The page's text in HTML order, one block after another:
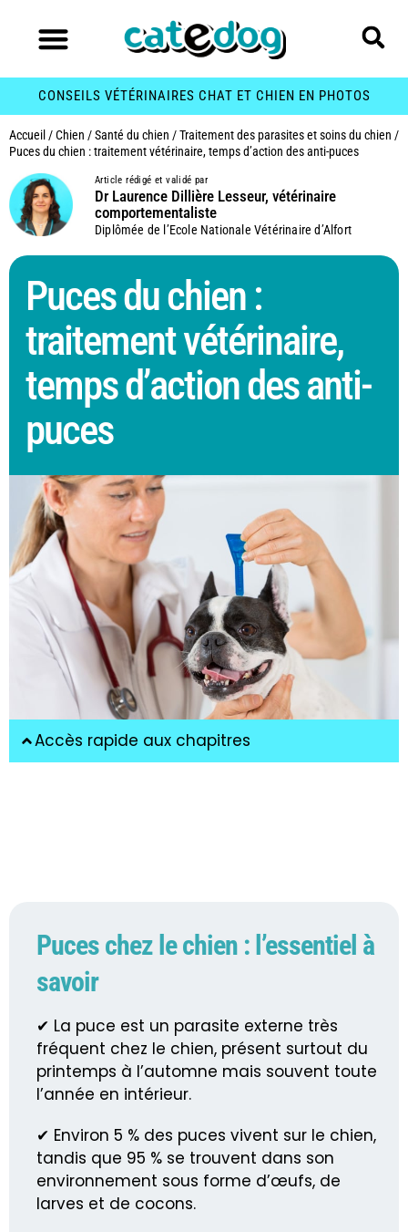
CONSEILS VÉTÉRINAIRES CHAT ET CHIEN EN PHOTOS
Accueil /Chien /Santé du chien /Traitement des parasites et soins du chien /
Puces du chien : traitement vétérinaire, temps d’action des anti-puces
Article rédigé et validé par
Dr Laurence Dillière Lesseur, vétérinaire
comportementaliste
Diplômée de l’Ecole Nationale Vétérinaire d’Alfort
Puces du chien :
traitement vétérinaire,
temps d’action des anti-
puces
Accès rapide aux chapitres
Puces chez le chien : l’essentiel à
savoir
✔ La puce est un parasite externe très
fréquent chez le chien, présent surtout du
printemps à l’automne mais souvent toute
l’année en intérieur.
✔ Environ 5 % des puces vivent sur le chien,
tandis que 95 % se trouvent dans son
environnement sous forme d’œufs, de
larves et de cocons.